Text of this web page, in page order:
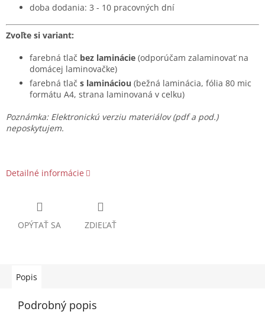
doba dodania: 3 - 10 pracovných dní
Zvoľte si variant:
farebná tlač bez laminácie (odporúčam zalaminovať na
domácej laminovačke)
farebná tlač s lamináciou (bežná laminácia, fólia 80 mic
formátu A4, strana laminovaná v celku)
Poznámka: Elektronickú verziu materiálov (pdf a pod.)
neposkytujem.
Detailné informácie
OPÝTAŤ SA ZDIEĽAŤ
Popis
Podrobný popis